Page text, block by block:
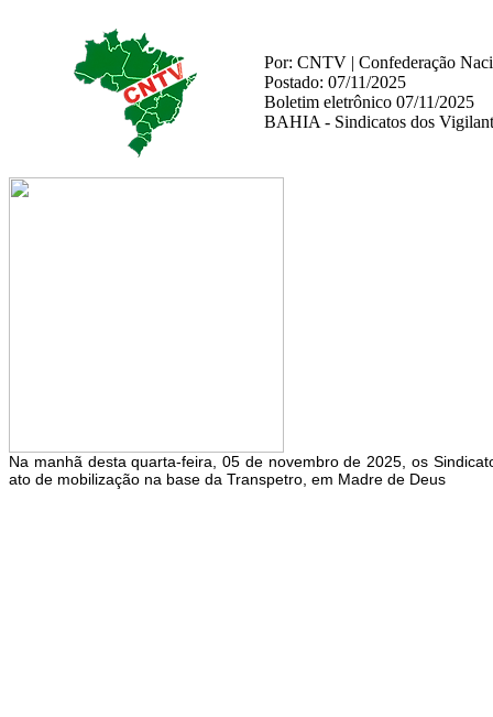
Por: CNTV | Confederação
Postado: 07/11/2025
Boletim eletrônico 07/11/2025
BAHIA - Sindicatos dos
Na manhã desta quarta-feira, 05 de novembro de 2025, os
ato de mobilização na base da Transpetro, em Madre de Deus